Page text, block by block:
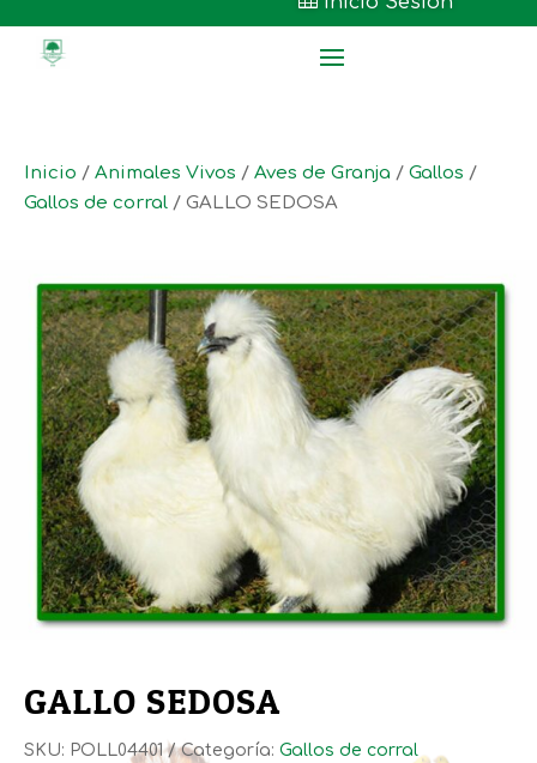
Inicio / Animales Vivos / Aves de Granja / Gallos /
Gallos de corral / GALLO SEDOSA
GALLO SEDOSA
SKU: POLL04401 Categoría: Gallos de corral